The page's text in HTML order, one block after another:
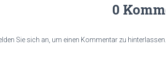
0
Sie sich an, um einen Kommentar zu hinterlassen.